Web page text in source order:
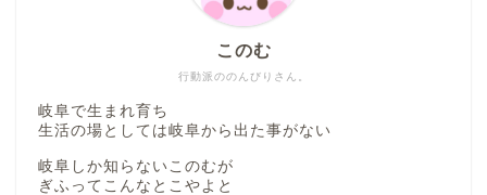
行動派ののんびりさん。
このむ
岐阜で生まれ育ち
生活の場としては岐阜から出た事がない
岐阜しか知らないこのむが
ぎふってこんなとこやよと